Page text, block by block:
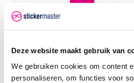
Deze website maakt gebruik van
We gebruiken cookies om content
personaliseren, om functies voor